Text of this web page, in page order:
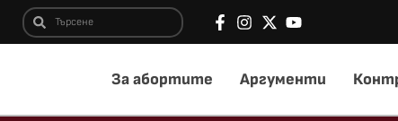
За абортите Аргументи